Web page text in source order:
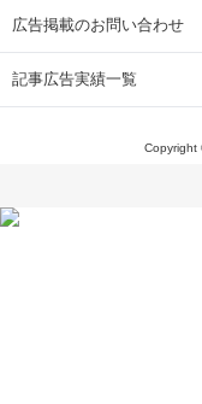
広告掲載のお問い合わせ
記事広告実績一覧
Copyright